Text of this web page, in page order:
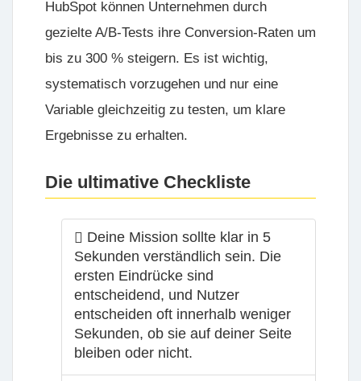
HubSpot können Unternehmen durch
gezielte A/B-Tests ihre Conversion-Raten um
bis zu 300 % steigern. Es ist wichtig,
systematisch vorzugehen und nur eine
Variable gleichzeitig zu testen, um klare
Ergebnisse zu erhalten.
Die ultimative Checkliste
Deine Mission sollte klar in 5
Sekunden verständlich sein. Die
ersten Eindrücke sind
entscheidend, und Nutzer
entscheiden oft innerhalb weniger
Sekunden, ob sie auf deiner Seite
bleiben oder nicht.